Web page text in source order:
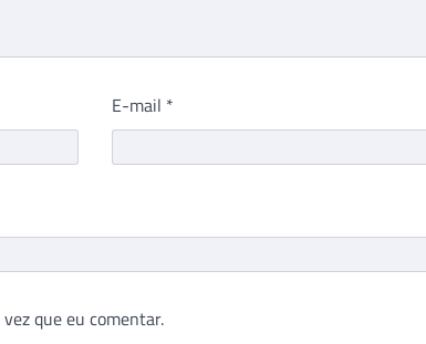
E-mail *
que eu comentar.